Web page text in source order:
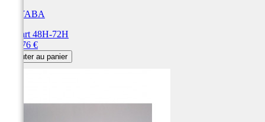
KAYABA
Départ 48H-72H
197,76 €
Ajouter au panier